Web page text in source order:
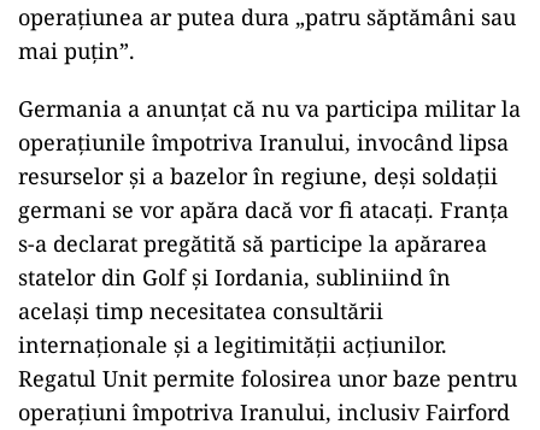
operațiunea ar putea dura „patru săptămâni sau
mai puțin”.
Germania a anunțat că nu va participa militar la
operațiunile împotriva Iranului, invocând lipsa
resurselor și a bazelor în regiune, deși soldații
germani se vor apăra dacă vor fi atacați. Franța
s-a declarat pregătită să participe la apărarea
statelor din Golf și Iordania, subliniind în
același timp necesitatea consultării
internaționale și a legitimității acțiunilor.
Regatul Unit permite folosirea unor baze pentru
operațiuni împotriva Iranului, inclusiv Fairford